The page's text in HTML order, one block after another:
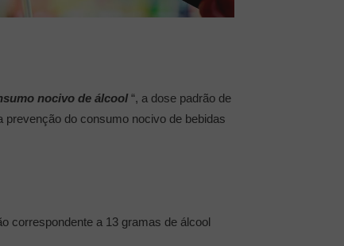
nocivo de álcool “, a dose padrão de
prevenção do consumo nocivo de bebidas
correspondente a 13 gramas de álcool